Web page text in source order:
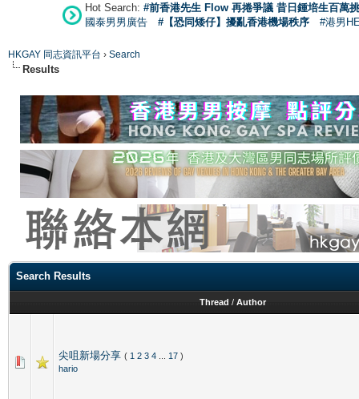
Hot Search: #前香港先生 Flow 再捲爭議 昔日鍾培生百萬
國泰男男廣告
#【恐同矮仔】擾亂香港機場秩序 #港男
HKGAY 同志資訊平台 › Search
Results
Search Results
Thread / Author
尖咀新場分享 ( 1 2 3 4 17 )
hario